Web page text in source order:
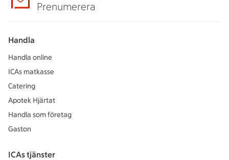
Prenumerera
Handla
Handla online
ICAs matkasse
Catering
Apotek Hjärtat
Handla som företag
Gaston
ICAs tjänster